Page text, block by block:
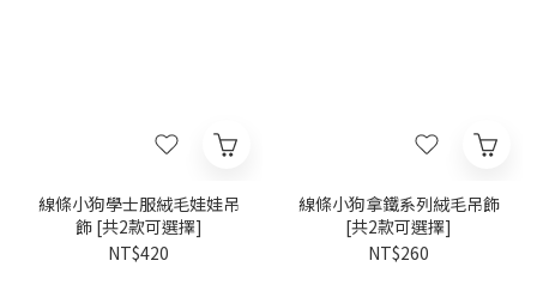
線條小狗學士服絨毛娃娃吊
飾 [共2款可選擇]
NT$420
線條小狗拿鐵系列絨毛吊飾
[共2款可選擇]
NT$260